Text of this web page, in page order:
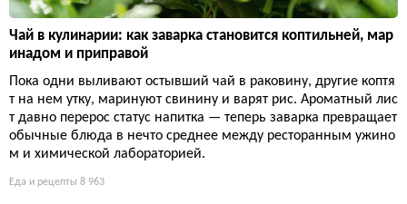
Чай в кулинарии: как заварка становится коптильней, мар
инадом и приправой
Пока одни выливают остывший чай в раковину, другие коптя
т на нем утку, маринуют свинину и варят рис. Ароматный лис
т давно перерос статус напитка — теперь заварка превращает
обычные блюда в нечто среднее между ресторанным ужино
м и химической лабораторией.
Еда и рецепты 8 963